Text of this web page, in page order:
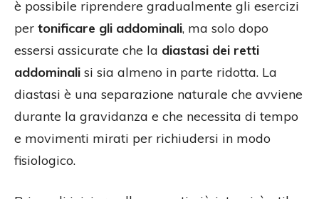
è possibile riprendere gradualmente gli esercizi
per tonificare gli addominali, ma solo dopo
essersi assicurate che la diastasi dei retti
addominali si sia almeno in parte ridotta. La
diastasi è una separazione naturale che avviene
durante la gravidanza e che necessita di tempo
e movimenti mirati per richiudersi in modo
fisiologico.